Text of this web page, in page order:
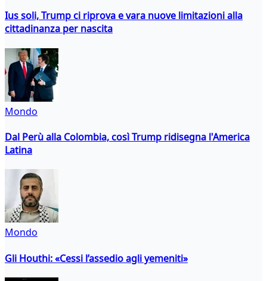
Ius soli, Trump ci riprova e vara nuove limitazioni alla
cittadinanza per nascita
Mondo
Dal Perù alla Colombia, così Trump ridisegna l'America
Latina
Mondo
Gli Houthi: «Cessi l’assedio agli yemeniti»